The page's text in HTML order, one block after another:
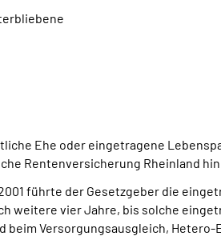
Ehe oder eingetragene
Rentenversicherung Rheinland hin.
führte der Gesetzgeber die
weitere vier Jahre, bis solche
Versorgungsausgleich, Hetero-